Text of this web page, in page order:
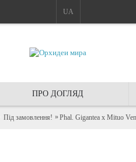
UA
ПРО ДОГЛЯД
Під замовлення! Phal. Gigantea x Mituo